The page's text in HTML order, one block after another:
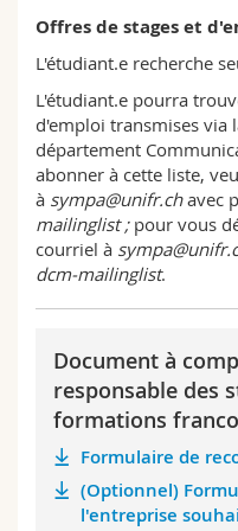
délégué aux examens
interne du rapport de
appréciation.
Offres de stages et
L'étudiant.e recherche
L'étudiant.e pourra
d'emploi transmises via
département
abonner à cette liste,
à sympa@unifr.chavec
mailinglist ; pour vous
courriel à
dcm-mailinglist.
Document à
responsable des
formations
Formulaire de
(Optionnel)
l'entreprise